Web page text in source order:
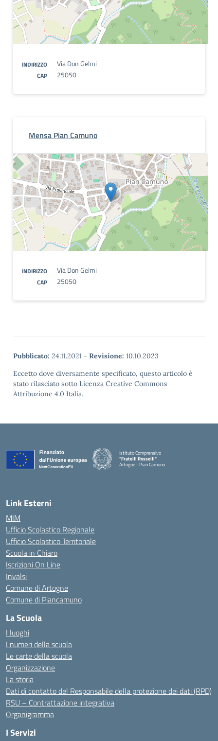
INDIRIZZO Via Don Gelmi
CAP 25050
Mensa Pian Camuno
INDIRIZZO Via Don Gelmi
CAP 25050
Pubblicato: 24.11.2021 - Revisione: 10.10.2023
Eccetto dove diversamente specificato, questo articolo è
stato rilasciato sotto Licenza Creative Commons
Attribuzione 4.0 Italia.
Istituto Comprensivo
"Fratelli Rosselli"
Artogne - Pian Camuno
— Visita la pagina iniziale della scuola
Link Esterni
MIM
Ufficio Scolastico Regionale
Ufficio Scolastico Territoriale
Scuola in Chiaro
Iscrizioni On Line
Invalsi
Comune di Artogne
Comune di Piancamuno
La Scuola
I luoghi
I numeri della scuola
Le carte della scuola
Organizzazione
La storia
Dati di contatto del Responsabile della protezione dei dati (RPD)
RSU – Contrattazione integrativa
Organigramma
I Servizi